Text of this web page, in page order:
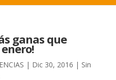
ganas que
| Dic 30, 2016 | Sin